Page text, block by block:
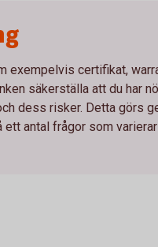
exempelvis certifikat,
säkerställa att du har
dess risker. Detta görs
antal frågor som